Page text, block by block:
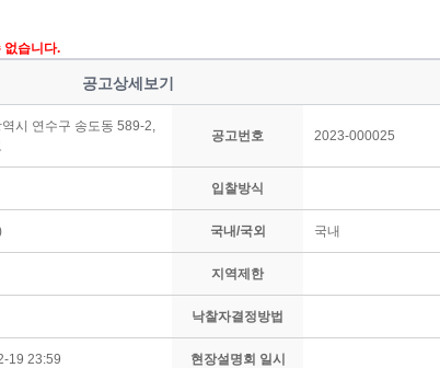
없습니다.
공고상세보기
시 연수구 송도동 589-2,
공고번호 2023-000025
입찰방식
국내/국외 국내
지역제한
낙찰자결정방법
19 23:59 현장설명회 일시